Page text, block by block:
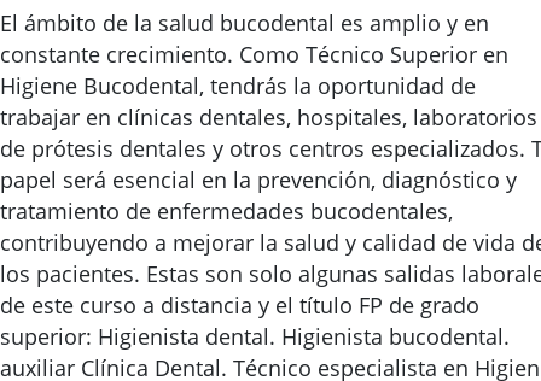
El ámbito de la salud bucodental es amplio y en
constante crecimiento. Como Técnico Superior en
Higiene Bucodental, tendrás la oportunidad de
trabajar en clínicas dentales, hospitales, laboratorios
de prótesis dentales y otros centros especializados.
papel será esencial en la prevención, diagnóstico y
tratamiento de enfermedades bucodentales,
contribuyendo a mejorar la salud y calidad de vida
los pacientes. Estas son solo algunas salidas
de este curso a distancia y el título FP de grado
superior: Higienista dental. Higienista bucodental.
auxiliar Clínica Dental. Técnico especialista en